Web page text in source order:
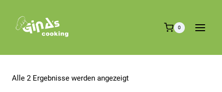
Inhalt
springen
0
Alle 2 Ergebnisse werden angezeigt